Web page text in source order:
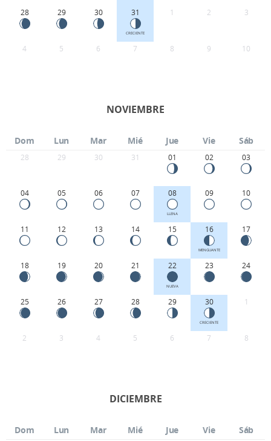
28 29 30 31
CRECIENTE
1 2 3
4 5 6 7 8 9 10
NOVIEMBRE
Dom Lun Mar Mié Jue Vie Sáb
28 29 30 31 01 02 03
04 05 06 07 08
LLENA
09 10
11 12 13 14 15 16
MENGUANTE
17
18 19 20 21 22
NUEVA
23 24
25 26 27 28 29 30
CRECIENTE
1
2 3 4 5 6 7 8
DICIEMBRE
Dom Lun Mar Mié Jue Vie Sáb